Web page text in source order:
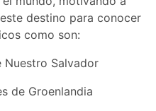
destino para conocer
como son:
Nuestro Salvador
de Groenlandia